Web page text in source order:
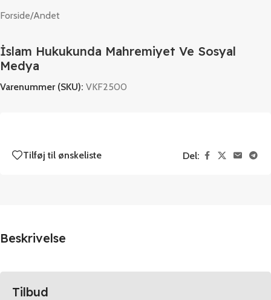
Forside/Andet
İslam Hukukunda Mahremiyet Ve Sosyal
Medya
Varenummer (SKU): VKF2500
Tilføj til ønskeliste Del:
Beskrivelse
Tilbud